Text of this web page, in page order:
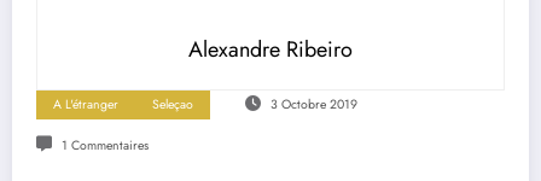
Alexandre Ribeiro
A L'étranger Seleçao 3 Octobre 2019
1 Commentaires